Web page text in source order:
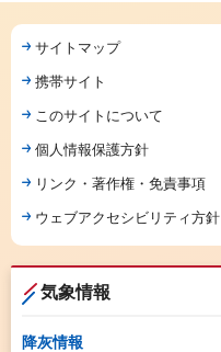
サイトマップ
携帯サイト
このサイトについて
個人情報保護方針
リンク・著作権・免責事項
ウェブアクセシビリティ方針
気象情報
降灰情報